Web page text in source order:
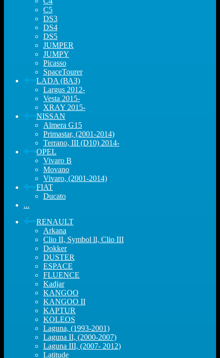
C5
DS3
DS4
DS5
JUMPER
JUMPY
Picasso
SpaceTourer
LADA (ВАЗ)
Largus 2012-
Vesta 2015-
XRAY 2015-
NISSAN
Almera G15
Primastar, (2001-2014)
Terrano, III (D10) 2014-
OPEL
Vivaro B
Movano
Vivaro, (2001-2014)
FIAT
Ducato
...
RENAULT
Arkana
Clio II, Symbol ll, Clio III
Dokker
DUSTER
ESPACE
FLUENCE
Kadjar
KANGOO
KANGOO II
KAPTUR
KOLEOS
Laguna, (1993-2001)
Laguna II, (2000-2007)
Laguna III, (2007- 2012)
Latitude